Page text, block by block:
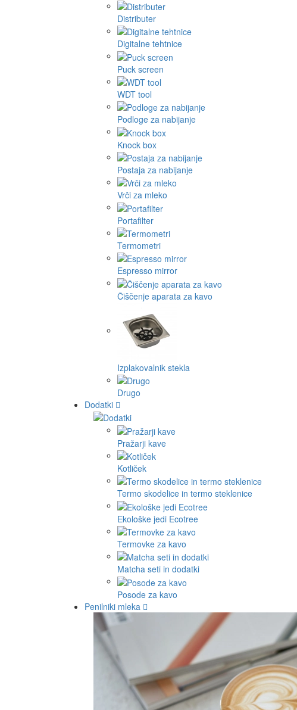
Distributer
Digitalne tehtnice
Puck screen
WDT tool
Podloge za nabijanje
Knock box
Postaja za nabijanje
Vrči za mleko
Portafilter
Termometri
Espresso mirror
Čiščenje aparata za kavo
Izplakovalnik stekla
Drugo
Dodatki
Pražarji kave
Kotliček
Termo skodelice in termo steklenice
Ekološke jedi Ecotree
Termovke za kavo
Matcha seti in dodatki
Posode za kavo
Penilniki mleka